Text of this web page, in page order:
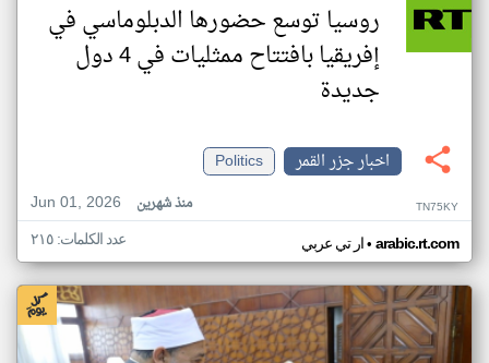
روسيا توسع حضورها الدبلوماسي في
إفريقيا بافتتاح ممثليات في 4 دول
جديدة
اخبار جزر القمر
Politics
Jun 01, 2026
منذ شهرين TN75KY
ار تي عربي• arabic.rt.com عدد الكلمات: ٢١٥